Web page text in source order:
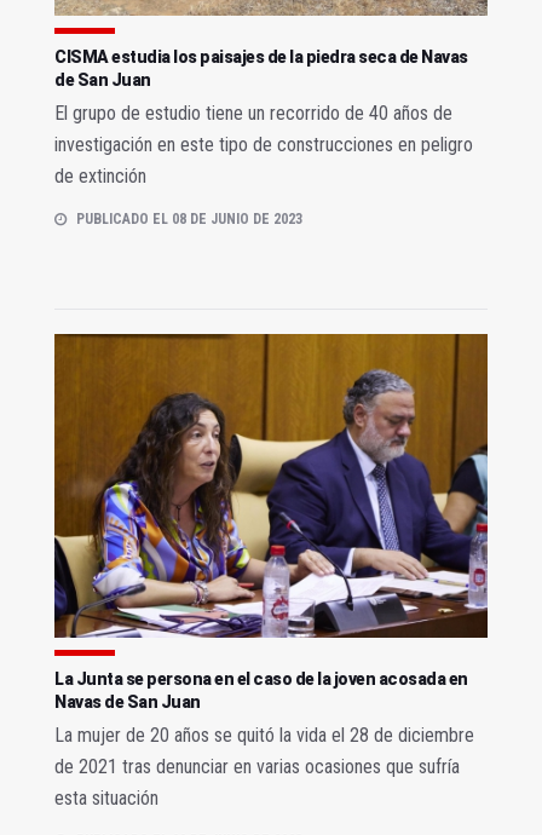
CISMA estudia los paisajes de la piedra seca de Navas
de San Juan
El grupo de estudio tiene un recorrido de 40 años de
investigación en este tipo de construcciones en peligro
de extinción
PUBLICADO EL 08 DE JUNIO DE 2023
La Junta se persona en el caso de la joven acosada en
Navas de San Juan
La mujer de 20 años se quitó la vida el 28 de diciembre
de 2021 tras denunciar en varias ocasiones que sufría
esta situación